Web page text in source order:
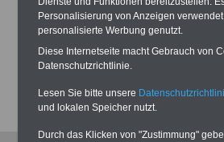
Richter (Bremische
Geltung für Richter
.>>>NEU aufgelegt März 2025
Personalisierung von Anzeigen
personalisierte Werbung genutzt.
Diese Internetseite macht Gebrauch von
Datenschutzrichtlinie.
Lesen Sie bitte unsere
und lokalen Speicher nutzt.
Durch das Klicken von "Zustimmung"